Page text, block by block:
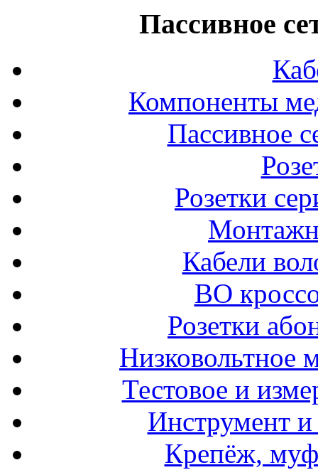
Пассивное
Компоненты
Пассивное
Розетки
Кабели
ВО
Розетки
Низковольтное
Тестовое и
Инструмент
Крепёж,